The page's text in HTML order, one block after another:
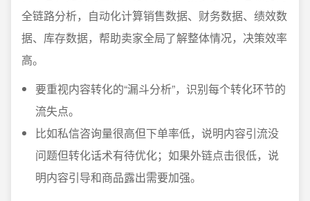
全链路分析，自动化计算销售数据、财务数据、绩效数
据、库存数据，帮助卖家全局了解整体情况，决策效率
高。
要重视内容转化的“漏斗分析”，识别每个转化环节的
流失点。
比如私信咨询量很高但下单率低，说明内容引流没
问题但转化话术有待优化；如果外链点击很低，说
明内容引导和商品露出需要加强。